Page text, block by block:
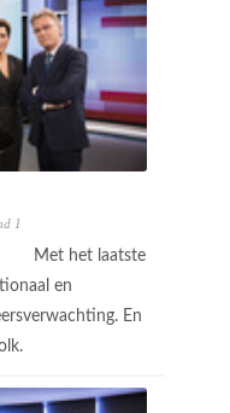
1
Met het laatste
en
En